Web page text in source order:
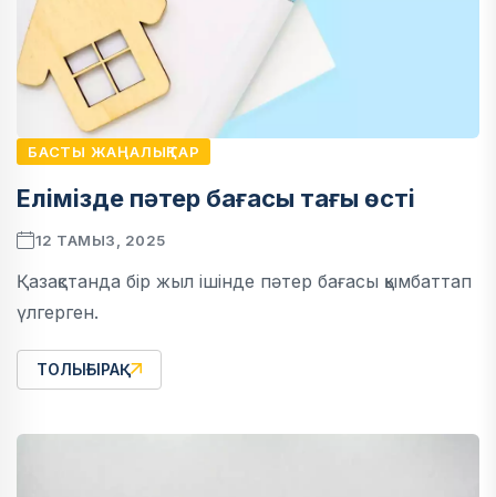
БАСТЫ ЖАҢАЛЫҚТАР
Елімізде пәтер бағасы тағы өсті
12 ТАМЫЗ, 2025
Қазақстанда бір жыл ішінде пәтер бағасы қымбаттап
үлгерген.
ТОЛЫҒЫРАҚ